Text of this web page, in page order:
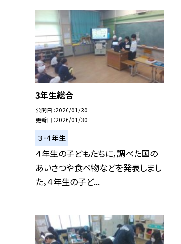
3年生総合
公開日 2026/01/30
更新日 2026/01/30
３・４年生
４年生の子どもたちに，調べた国の
あいさつや食べ物などを発表しまし
た。４年生の子ど...